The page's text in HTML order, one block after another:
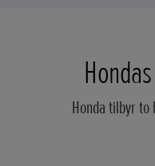
Honda tilbyr to